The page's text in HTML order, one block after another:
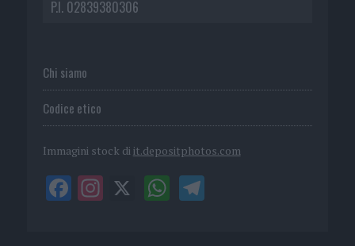
P.I. 02839380306
Chi siamo
Codice etico
Immagini stock di it.depositphotos.com